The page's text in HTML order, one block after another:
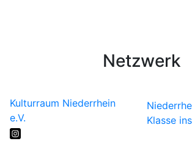
Netzwerk
Kulturraum Niederrhein
e.V.
Klasse